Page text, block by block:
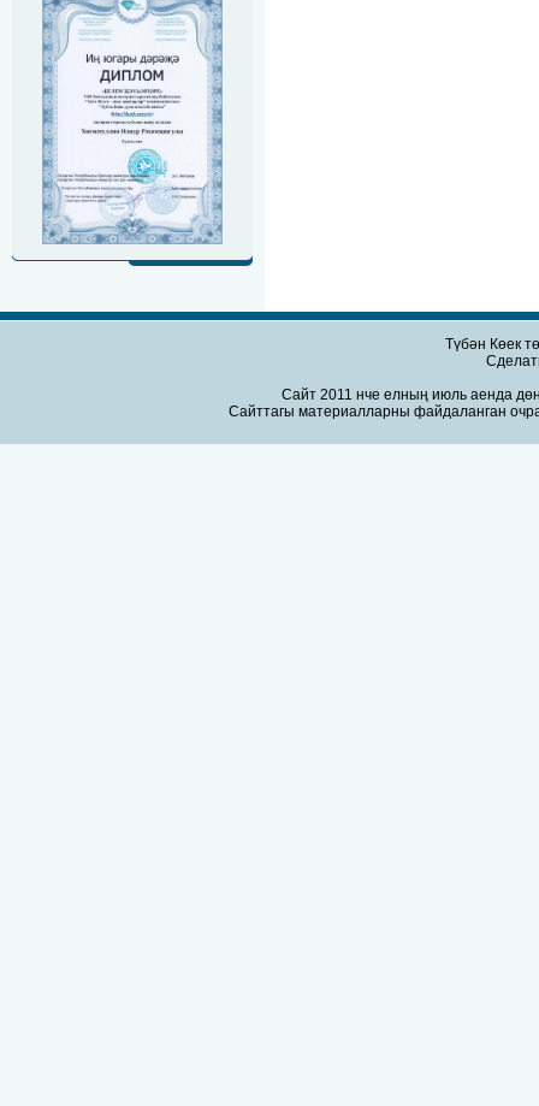
Түбән Көек
Сайт 2011 нче елның июль аенда
Сайттагы материалларны файдаланган